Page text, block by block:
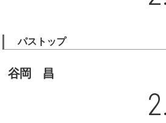
パストップ
谷岡 昌